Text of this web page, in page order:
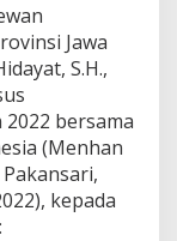
Jawa
S.H.,
bersama
(Menhan
kepada